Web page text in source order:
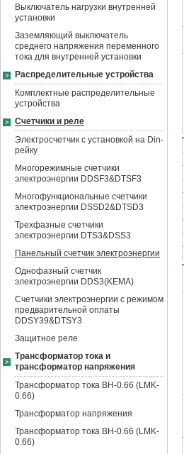
Выключатель нагрузки внутренней
установки
Заземляющий выключатель
среднего напряжения переменного
тока для внутренней установки
Распределительные устройства
Комплектные распределительные
устройства
Счетчики и реле
Электросчетчик с установкой на Din-
рейку
Многорежимные счетчики
электроэнергии DDSF3&DTSF3
Многофункциональные счетчики
электроэнергии DSSD2&DTSD3
Трехфазные счетчики
электроэнергии DTS3&DSS3
Панельный счетчик электроэнергии
Однофазный счетчик
электроэнергии DDS3(KEMA)
Счетчики электроэнергии с режимом
предварительной оплаты
DDSY39&DTSY3
Защитное реле
Трансформатор тока и
трансформатор напряжения
Трансформатор тока BH-0.66 (LMK-
0.66)
Трансформатор напряжения
Трансформатор тока BH-0.66 (LMK-
0.66)